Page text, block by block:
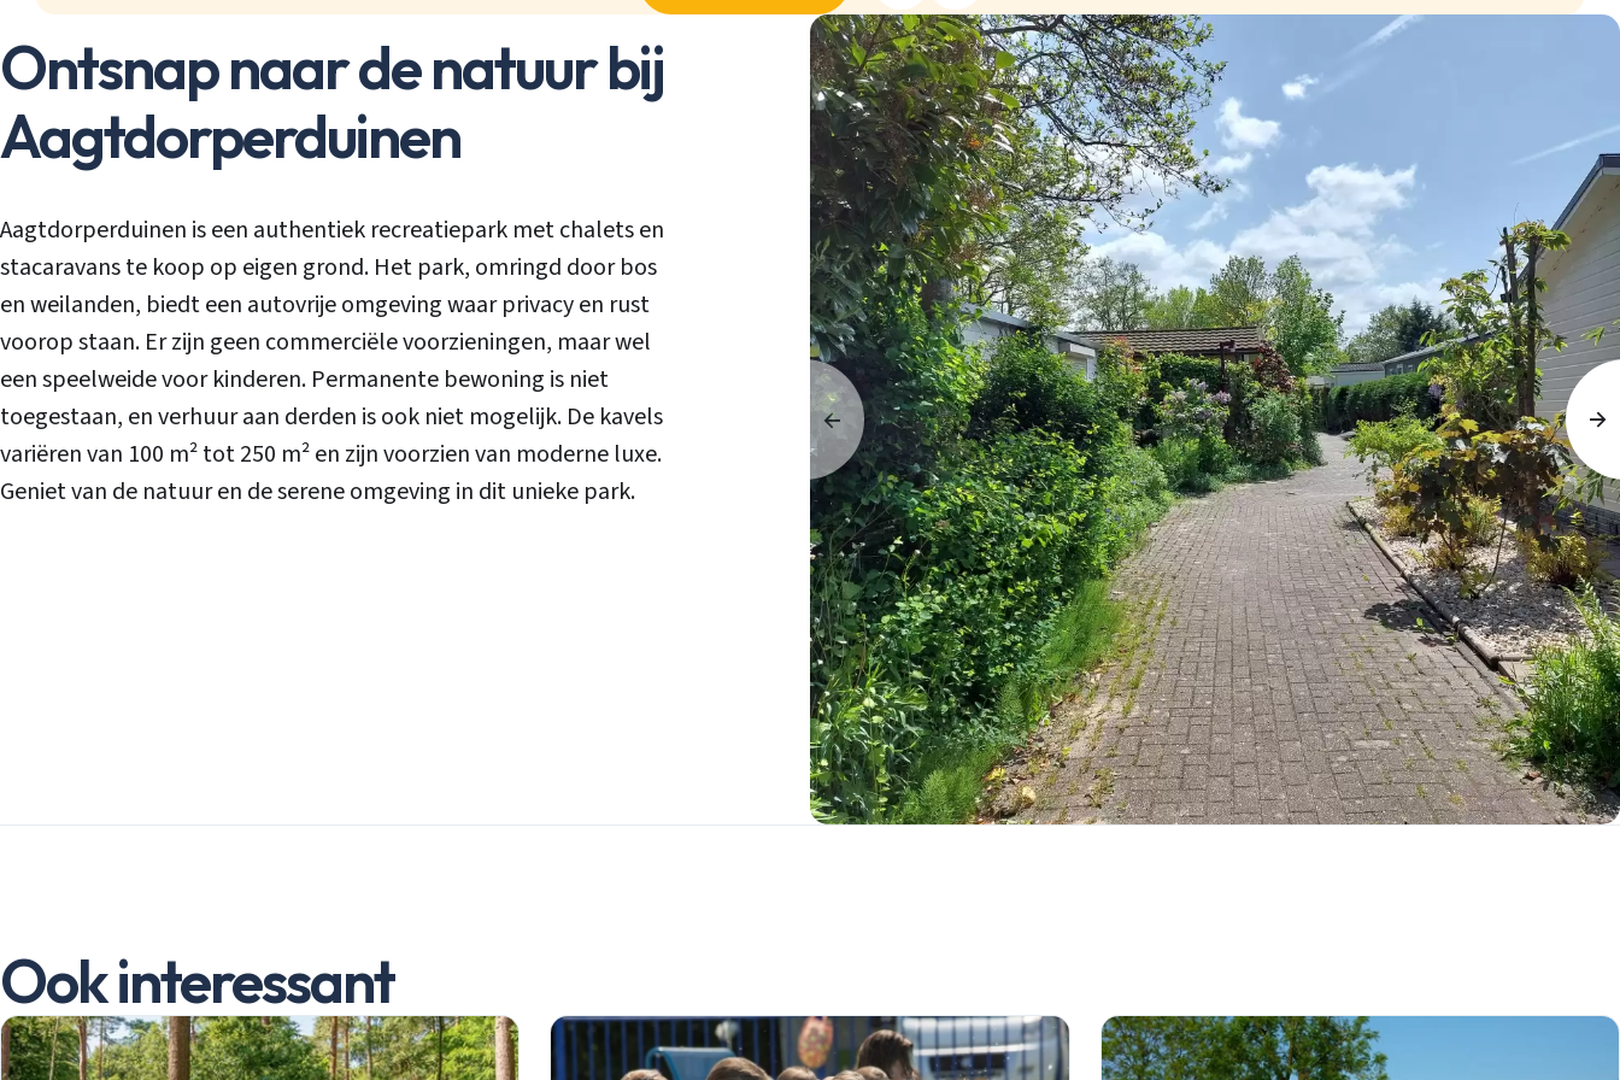
Contact
Ontsnap naar de natuur bij
Aagtdorperduinen
Aagtdorperduinen is een authentiek recreatiepark met chalets en
stacaravans te koop op eigen grond. Het park, omringd door bos
en weilanden, biedt een autovrije omgeving waar privacy en rust
voorop staan. Er zijn geen commerciële voorzieningen, maar wel
een speelweide voor kinderen. Permanente bewoning is niet
toegestaan, en verhuur aan derden is ook niet mogelijk. De kavels
variëren van 100 m² tot 250 m² en zijn voorzien van moderne luxe.
Geniet van de natuur en de serene omgeving in dit unieke park.
Ook interessant